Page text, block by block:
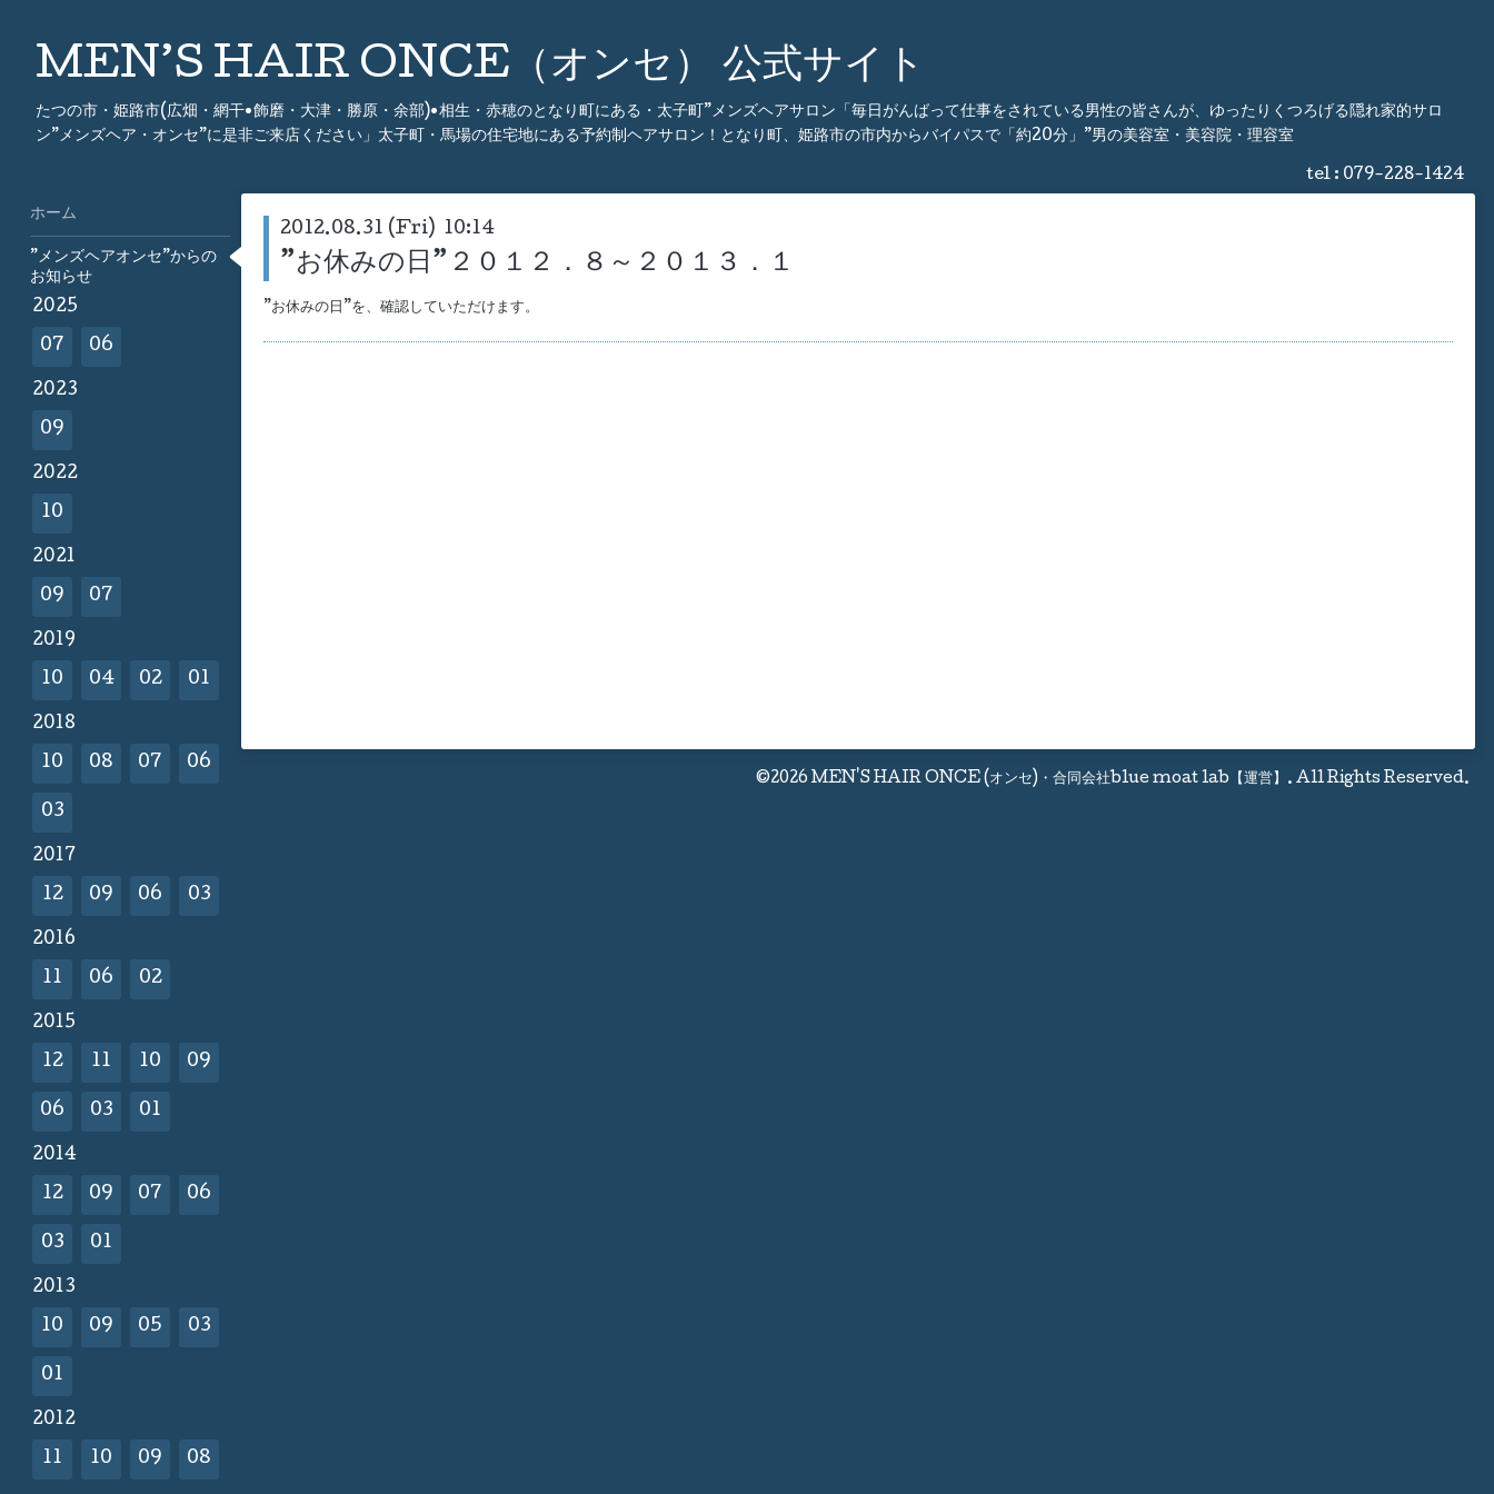
MEN’S HAIR ONCE（オンセ） 公式サイト
たつの市・姫路市(広畑・網干•飾磨・大津・勝原・余部)•相生・赤穂のとなり町にある・太子町”メンズヘアサロン「毎日がんばって仕事をされている男性の皆さんが、ゆったりくつろげる隠れ家的サロ
ン”メンズヘア・オンセ”に是非ご来店ください」太子町・馬場の住宅地にある予約制ヘアサロン！となり町、姫路市の市内からバイパスで「約20分」”男の美容室・美容院・理容室
tel : 079-228-1424
2012.08.31 (Fri) 10:14
”お休みの日”２０１２．８～２０１３．１
”お休みの日”を、確認していただけます。
©2026 MEN'S HAIR ONCE (オンセ)・合同会社blue moat lab【運営】 . All Rights Reserved.
ホーム
”メンズヘアオンセ”からの
お知らせ
2025
07 06
2023
09
2022
10
2021
09 07
2019
10 04 02 01
2018
10 08 07 06
03
2017
12 09 06 03
2016
11 06 02
2015
12 11 10 09
06 03 01
2014
12 09 07 06
03 01
2013
10 09 05 03
01
2012
11 10 09 08